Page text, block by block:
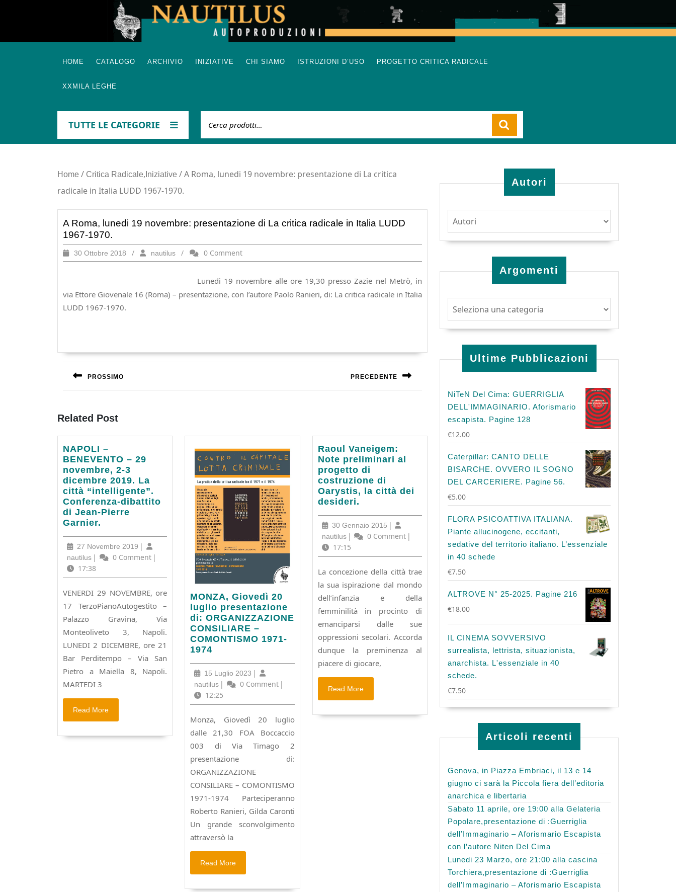
HOME CATALOGO ARCHIVIO INIZIATIVE CHI SIAMO ISTRUZIONI D’USO PROGETTO CRITICA RADICALE
XXMILA LEGHE
TUTTE LE CATEGORIE
Home / Critica Radicale, Iniziative / A Roma, lunedi 19 novembre: presentazione di La critica
radicale in Italia LUDD 1967-1970.
A Roma, lunedi 19 novembre: presentazione di La critica radicale in Italia LUDD
1967-1970.
30 Ottobre 2018 30
Ottobre
/ nautilusnautilus
/ 0 Comment
Lunedi 19 novembre alle ore 19,30 presso Zazie nel Metrò, in
via Ettore Giovenale 16 (Roma) – presentazione, con l’autore Paolo Ranieri, di: La critica radicale in Italia
LUDD 1967-1970.
Navigazione
articoli
PROSSIMO PRECEDENTE
Related Post
NAPOLI –
BENEVENTO – 29
novembre, 2-3
dicembre 2019. La
città “intelligente”.
Conferenza-dibattito
di Jean-Pierre
Garnier.
NAPOLI
–
BENEVENTO
–
29
novembre,
2-
3
2019.
La
città
“intelligente”.
dibattito
di
Jean-
Pierre
27 Novembre 2019 27
Novembre
|
nautilusnautilus
| 0 Comment |
17:38
VENERDI 29 NOVEMBRE, ore
17 TerzoPianoAutogestito –
Palazzo Gravina, Via
Monteoliveto 3, Napoli.
LUNEDI 2 DICEMBRE, ore 21
Bar Perditempo – Via San
Pietro a Maiella 8, Napoli.
MARTEDI 3
Read More
More
MONZA, Giovedì 20
luglio presentazione
di: ORGANIZZAZIONE
CONSILIARE –
COMONTISMO 1971-
1974
MONZA,
Giovedì
20
luglio
presentazione
di:
CONSILIARE
COMONTISMO
1971-
15 Luglio 2023 15
Luglio
|
nautilus nautilus
| 0 Comment |
12:25
Monza, Giovedì 20 luglio
dalle 21,30 FOA Boccaccio
003 di Via Timago 2
presentazione di:
ORGANIZZAZIONE
CONSILIARE – COMONTISMO
1971-1974 Parteciperanno
Roberto Ranieri, Gilda Caronti
Un grande sconvolgimento
attraversò la
Read More
Raoul Vaneigem:
Note preliminari al
progetto di
costruzione di
Oarystis, la città dei
desideri.
Raoul
Vaneigem:
Note
preliminari
al
progetto
costruzione
di
Oarystis,
la
dei
desideri.
30 Gennaio 201530
Gennaio
|
nautilusnautilus
| 0 Comment |
17:15
La concezione della città trae
la sua ispirazione dal mondo
dell’infanzia e della
femminilità in procinto di
emanciparsi dalle sue
oppressioni secolari. Accorda
dunque la preminenza al
piacere di giocare,
Read MoreRead
More
Autori
Argomenti
Ultime Pubblicazioni
NiTeN Del Cima: GUERRIGLIA
DELL'IMMAGINARIO. Aforismario
escapista. Pagine 128
€12.00
Caterpillar: CANTO DELLE
BISARCHE. OVVERO IL SOGNO
DEL CARCERIERE. Pagine 56.
€5.00
FLORA PSICOATTIVA ITALIANA.
Piante allucinogene, eccitanti,
sedative del territorio italiano. L’essenziale
in 40 schede
€7.50
ALTROVE N° 25-2025. Pagine 216
€18.00
IL CINEMA SOVVERSIVO
surrealista, lettrista, situazionista,
anarchista. L'essenziale in 40
schede.
€7.50
Articoli recenti
Genova, in Piazza Embriaci, il 13 e 14
giugno ci sarà la Piccola fiera dell’editoria
anarchica e libertaria
Sabato 11 aprile, ore 19:00 alla Gelateria
Popolare,presentazione di :Guerriglia
dell’Immaginario – Aforismario Escapista
con l’autore Niten Del Cima
Lunedi 23 Marzo, ore 21:00 alla cascina
Torchiera,presentazione di :Guerriglia
dell’Immaginario – Aforismario Escapista